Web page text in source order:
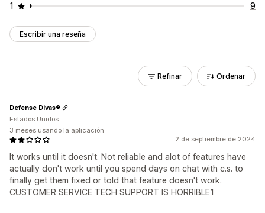
1
9
Escribir una reseña
Refinar Ordenar
2 de septiembre de 2024
It works until it doesn't. Not reliable and alot of features have
actually don't work until you spend days on chat with c.s. to
finally get them fixed or told that feature doesn't work.
CUSTOMER SERVICE TECH SUPPORT IS HORRIBLE1
Defense Divas®
Estados Unidos
3 meses usando la aplicación